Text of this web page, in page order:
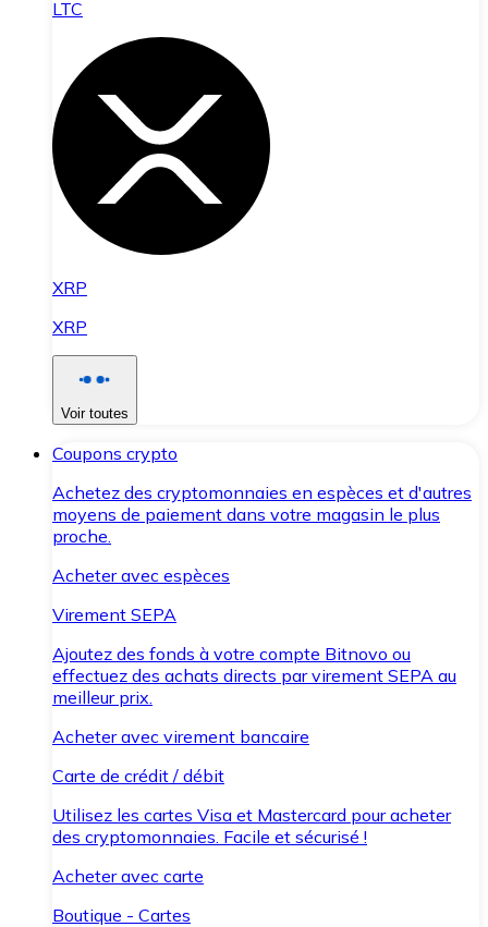
LTC
XRP
XRP
Voir toutes
Coupons crypto
Achetez des cryptomonnaies en espèces et d'autres
moyens de paiement dans votre magasin le plus
proche.
Acheter avec espèces
Virement SEPA
Ajoutez des fonds à votre compte Bitnovo ou
effectuez des achats directs par virement SEPA au
meilleur prix.
Acheter avec virement bancaire
Carte de crédit / débit
Utilisez les cartes Visa et Mastercard pour acheter
des cryptomonnaies. Facile et sécurisé !
Acheter avec carte
Boutique - Cartes